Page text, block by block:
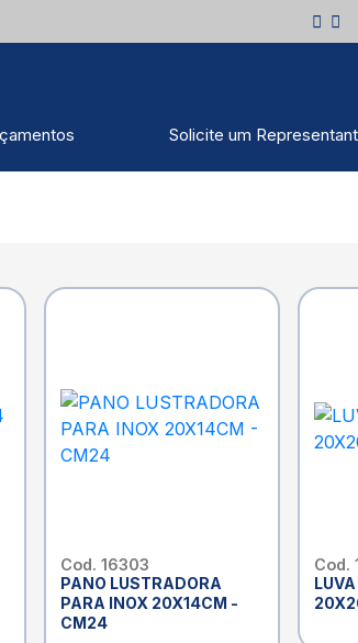
Solicite um
Cod. 16303
PANO LUSTRADORA
PARA INOX 20X14CM -
CM24
Cod.